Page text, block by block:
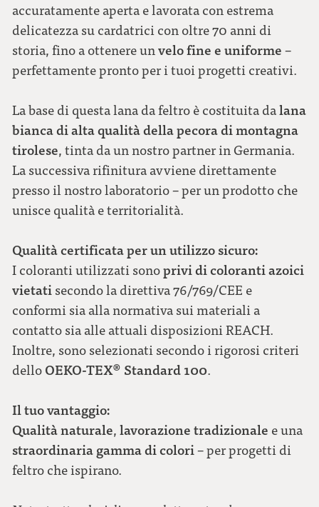
accuratamente aperta e lavorata con estrema
delicatezza su cardatrici con oltre 70 anni di
storia, fino a ottenere unvelo fine e uniforme –
perfettamente pronto per i tuoi progetti creativi.
La base di questa lana da feltro è costituita dalana
bianca di alta qualità della pecora di montagna
tirolese, tinta da un nostro partner in Germania.
La successiva rifinitura avviene direttamente
presso il nostro laboratorio – per un prodotto che
unisce qualità e territorialità.
Qualità certificata per un utilizzo sicuro:
I coloranti utilizzati sonoprivi di coloranti azoici
vietati secondo la direttiva 76/769/CEE e
conformi sia alla normativa sui materiali a
contatto sia alle attuali disposizioni REACH.
Inoltre, sono selezionati secondo i rigorosi criteri
dello OEKO-TEX® Standard 100.
Il tuo vantaggio:
Qualità naturale,lavorazione tradizionale e una
straordinaria gamma di colori– per progetti di
feltro che ispirano.